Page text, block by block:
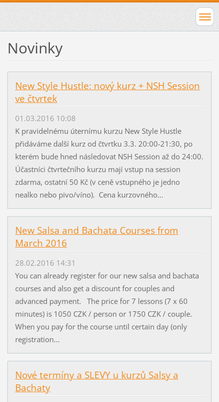
Novinky
New Style Hustle: nový kurz + NSH Session
ve čtvrtek
01.03.2016 10:08
K pravidelnému úternímu kurzu New Style Hustle
přidáváme další kurz od čtvrtku 3.3. 20:00-21:30, po
kterém bude hned následovat NSH Session až do 24:00.
Účastníci čtvrtečního kurzu mají vstup na session
zdarma, ostatní 50 Kč (v ceně vstupného je jedno
nealko nebo pivo/víno). Cena kurzovného...
New Salsa and Bachata Courses from
March 2016
28.02.2016 14:31
You can already register for our new salsa and bachata
courses and also get a discount for couples and
advanced payment. The price for 7 lessons (7 x 60
minutes) is 1050 CZK / person or 1750 CZK / couple.
When you pay for the course until certain day (only
registration...
Nové termíny a SLEVY u kurzů Salsy a
Bachaty